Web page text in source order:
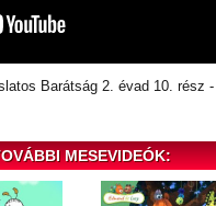
Barátság 2. évad 10. rész
MESEVIDEÓK: